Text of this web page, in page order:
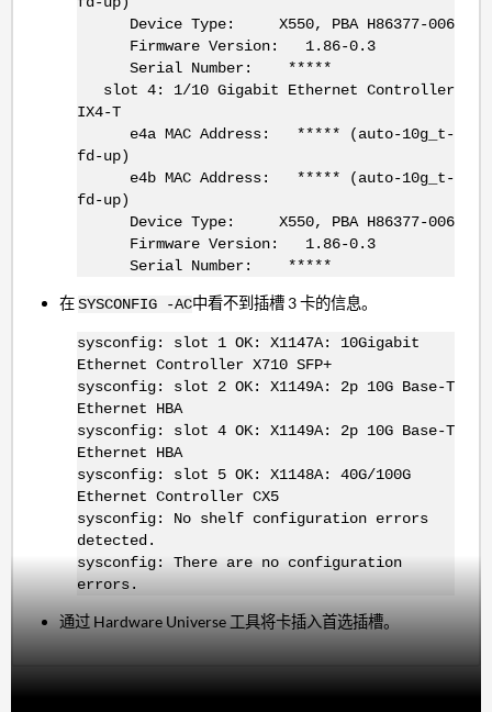
Device Type: X550, PBA H86377-006
Firmware Version: 1.86-0.3
Serial Number: *****
slot 4: 1/10 Gigabit Ethernet Controller
IX4-T
e4a MAC Address: ***** (auto-10g_t-
fd-up)
e4b MAC Address: ***** (auto-10g_t-
fd-up)
Device Type: X550, PBA H86377-006
Firmware Version: 1.86-0.3
Serial Number: *****
在SYSCONFIG -AC中看不到插槽 3 卡的信息。
sysconfig: slot 1 OK: X1147A: 10Gigabit
Ethernet Controller X710 SFP+
sysconfig: slot 2 OK: X1149A: 2p 10G Base-T
Ethernet HBA
sysconfig: slot 4 OK: X1149A: 2p 10G Base-T
Ethernet HBA
sysconfig: slot 5 OK: X1148A: 40G/100G
Ethernet Controller CX5
sysconfig: No shelf configuration errors
detected.
sysconfig: There are no configuration
errors.
通过 Hardware Universe 工具将卡插入首选插槽。